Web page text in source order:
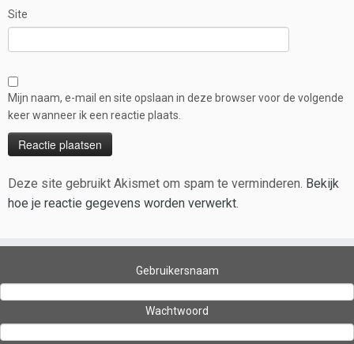
Site
Mijn naam, e-mail en site opslaan in deze browser voor de volgende
keer wanneer ik een reactie plaats.
Deze site gebruikt Akismet om spam te verminderen. Bekijk
hoe je reactie gegevens worden verwerkt
Gebruikersnaam
Wachtwoord